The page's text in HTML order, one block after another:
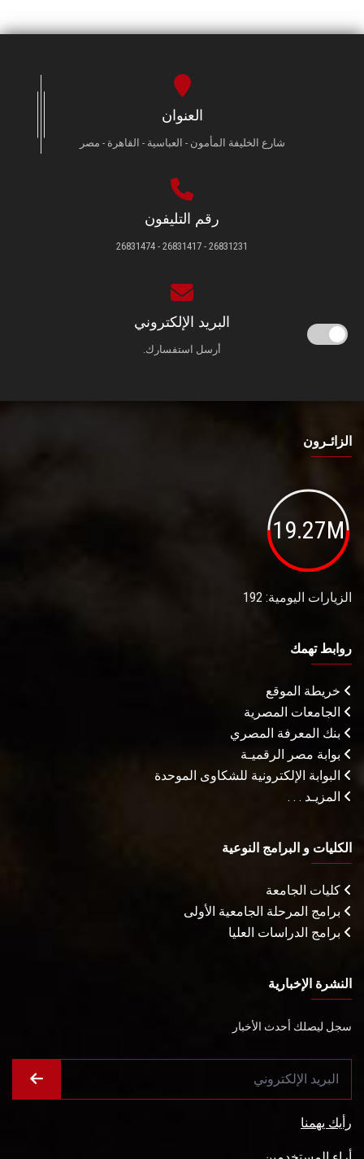
العنوان
شارع الخليفة المأمون - العباسية - القاهرة - مصر
رقم التليفون
26831231 - 26831417 - 26831474
البريد الإلكتروني
أرسل استفسارك.
الزائـرون
19.27M
الزيارات اليومية: 192
روابط تهمك
خريطة الموقع
الجامعات المصرية
بنك المعرفة المصري
بوابة مصر الرقميـة
البوابة الإلكترونية للشكاوى الموحدة
المزيـد . . .
الكليات و البرامج النوعية
كليات الجامعة
برامج المرحلة الجامعية الأولى
برامج الدراسات العليا
النشرة الإخبارية
سجل ليصلك أحدث الأخبار
رأيك يهمنا